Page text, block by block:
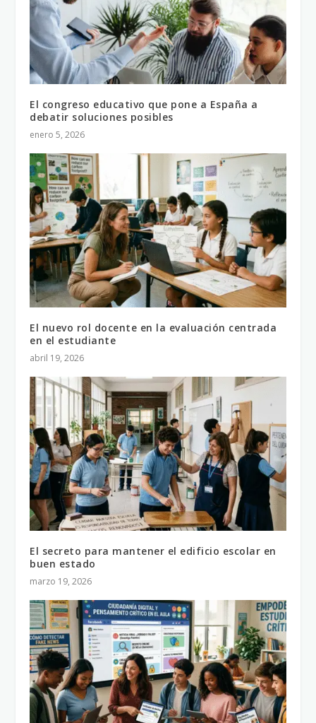
El congreso educativo que pone a España a
debatir soluciones posibles
enero 5, 2026
El nuevo rol docente en la evaluación centrada
en el estudiante
abril 19, 2026
El secreto para mantener el edificio escolar en
buen estado
marzo 19, 2026